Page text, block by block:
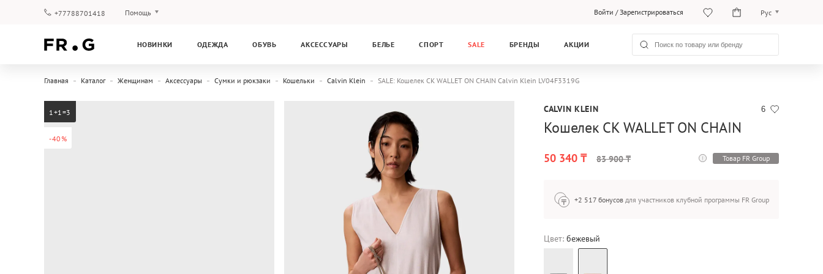
+77788701418 Помощь Войти /Зарегистрироваться Рус
Қаз
НОВИНКИ ОДЕЖДА ОБУВЬ АКСЕССУАРЫ БЕЛЬЕ СПОРТ SALE БРЕНДЫ АКЦИИ
Главная Каталог Женщинам Аксессуары Сумки и рюкзаки Кошельки Calvin Klein SALE: Кошелек CK WALLET ON CHAIN Calvin Klein LV04F3319G
-40%
1+1=3 6
CALVIN KLEIN
Кошелек CK WALLET ON CHAIN
50 340 ₸ 83 900 ₸ Товар FR Group
+2 517 бонусов для участников клубной программы FR Group
Цвет: бежевый